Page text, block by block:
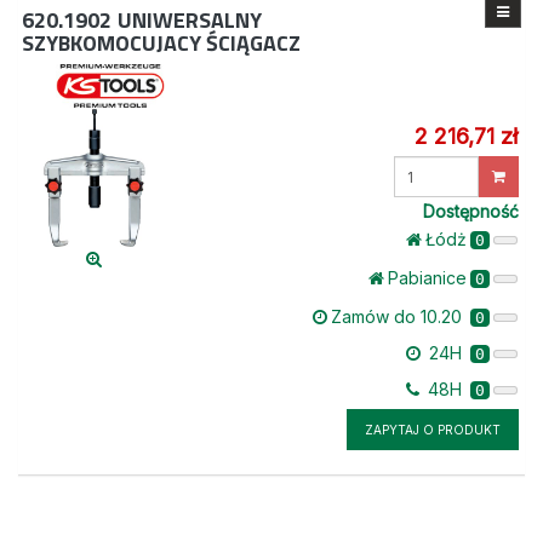
620.1902 UNIWERSALNY
SZYBKOMOCUJACY ŚCIĄGACZ
2 216,71 zł
Dostępność
Łódż 0
Pabianice 0
Zamów do 10.20 0
24H 0
48H 0
ZAPYTAJ O PRODUKT